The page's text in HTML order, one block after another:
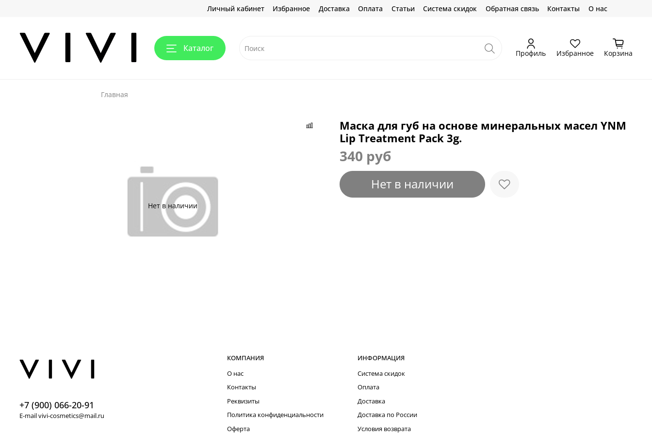
Личный кабинет Избранное Доставка Оплата Статьи Система скидок Обратная связь Контакты О нас
Каталог Профиль Избранное Корзина
Главная
Нет в наличии
Маска для губ на основе минеральных масел YNM
Lip Treatment Pack 3g.
340 руб
Нет в наличии
КОМПАНИЯ
О нас
Контакты
Реквизиты
Политика конфиденциальности
Оферта
ИНФОРМАЦИЯ
Система скидок
Оплата
Доставка
Доставка по России
Условия возврата
+7 (900) 066-20-91
E-mail vivi-cosmetics@mail.ru